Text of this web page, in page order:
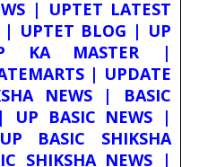
| UPTET LATEST
| UPTET BLOG | UP
KA MASTER |
| UPDATE
NEWS | BASIC
UP BASIC NEWS |
BASIC SHIKSHA
SHIKSHA NEWS |